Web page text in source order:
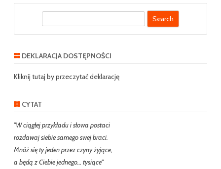
wpisach
r
h
DEKLARACJA DOSTĘPNOŚCI
Kliknij tutaj by przeczytać deklarację
CYTAT
"W ciągłej przykładu i słowa postaci
rozdawaj siebie samego swej braci.
Mnóż się ty jeden przez czyny żyjące,
a będą z Ciebie jednego… tysiące"